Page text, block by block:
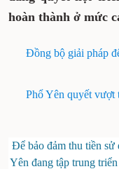
hoàn thành ở mức
Đồng bộ giải pháp
Phổ Yên quyết vượt
Để bảo đảm thu tiền sử
Yên đang tập trung